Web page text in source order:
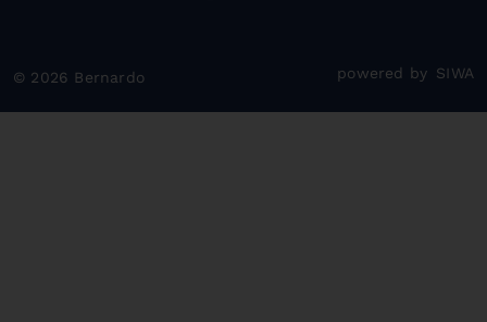
© 2026 Bernardo powered by SIWA